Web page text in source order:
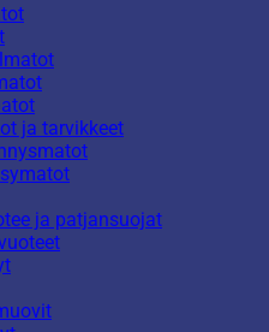
ja tarvikkeet
ja patjansuojat